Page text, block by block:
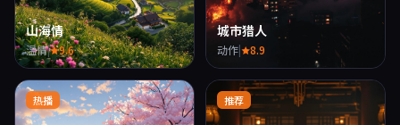
山海情
温情| 9.6
城市猎人
动作| 8.9
热播 推荐